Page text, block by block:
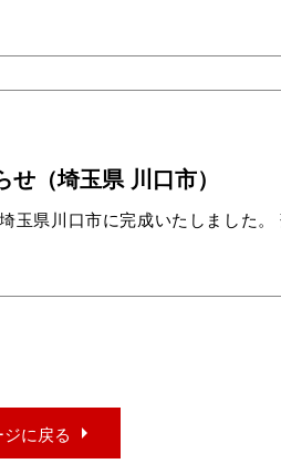
（埼玉県 川口市）
玉県川口市に完成いたしました
に戻る arrow_right